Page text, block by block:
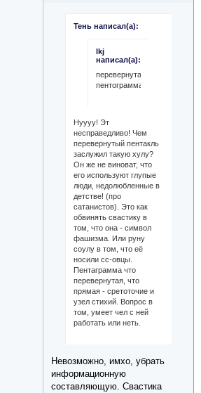
Тень написал(а):
lkj
написал(а):
перевернутая
пентограмма.
Нуууу! Эт
несправедливо! Чем
перевернутый пентакль
заслужил такую хулу?
Он же не виноват, что
его используют глупые
люди, недолюбленные в
детстве! (про
сатанистов). Это как
обвинять свастику в
том, что она - символ
фашизма. Или руну
соулу в том, что её
носили сс-овцы.
Пентаграмма что
перевернутая, что
прямая - сретоточие и
узел стихий. Вопрос в
том, умеет чел с ней
работать или неть.
Невозможно, имхо, убрать
информационную
составляющую. Свастика